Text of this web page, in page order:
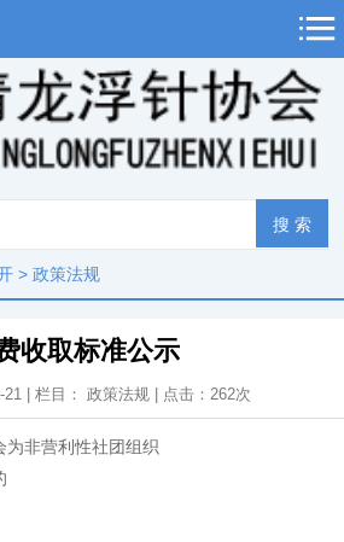
> 政策法规
收取标准公示
| 栏目： 政策法规| 点击： 262次
为非营利性社团组织